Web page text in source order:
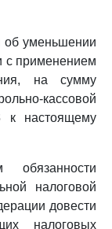
об уменьшении
с применением
на сумму
кассовой
к настоящему
обязанности
налоговой
довести
налоговых